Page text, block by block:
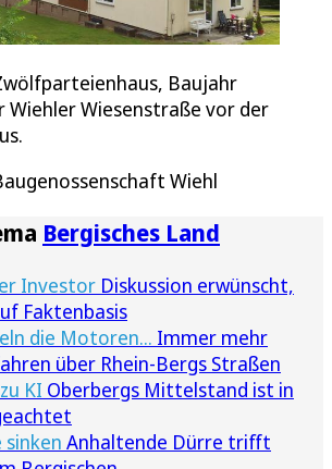
Baujahr
Wiehler Wiesenstraße vor der
Wiehl
Bergisches Land
Investor Diskussion erwünscht,
Faktenbasis
die Motoren... Immer mehr
über Rhein-Bergs Straßen
KI Oberbergs Mittelstand ist in
sinken Anhaltende Dürre trifft